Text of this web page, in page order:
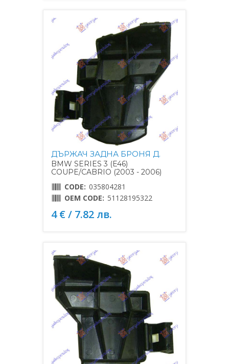
ДЪРЖАЧ ЗАДНА БРОНЯ Д.
BMW SERIES 3 (E46)
COUPE/CABRIO (2003 - 2006)
CODE: 035804281
OEM CODE: 51128195322
4 € / 7.82 лв.